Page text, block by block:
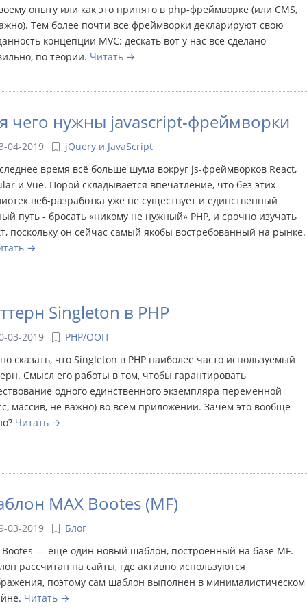
опыту или как это принято в php-фреймворке (или CMS,
Тем более почти все фреймворки декларируют свою
концепции MVC: дескать вот у нас всё сделано
по теории. Читать
чего нужны javascript-фреймворки
04-2019
jQuery и JavaScript
время всё больше шума вокруг js-фреймворков React,
и Vue. Порой складывается впечатление, что без этих
веб-разработка уже не существует и единственный
путь - бросать «никому не нужный» PHP, и срочно изучать
поскольку он сейчас самый якобы востребованный на рынке.
Singleton в PHP
03-2019
PHP/ООП
сказать, что Singleton в PHP наиболее часто используемый
Смысл его работы в том, чтобы гарантировать
одного единственного экземпляра переменной
массив, не важно) во всём приложении. Зачем это вообще
Читать
MAX Bootes (MF)
03-2019
Блог
Bootes — ещё один новый шаблон, построенный на базе MF.
рассчитан на сайты, где активно используются
поэтому сам шаблон выполнен в минималистическом
Читать